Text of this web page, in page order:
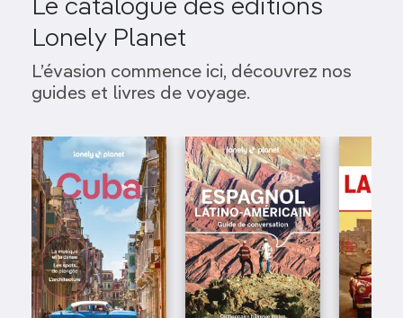
Le catalogue des éditions
Lonely Planet
L’évasion commence ici, découvrez nos
guides et livres de voyage.